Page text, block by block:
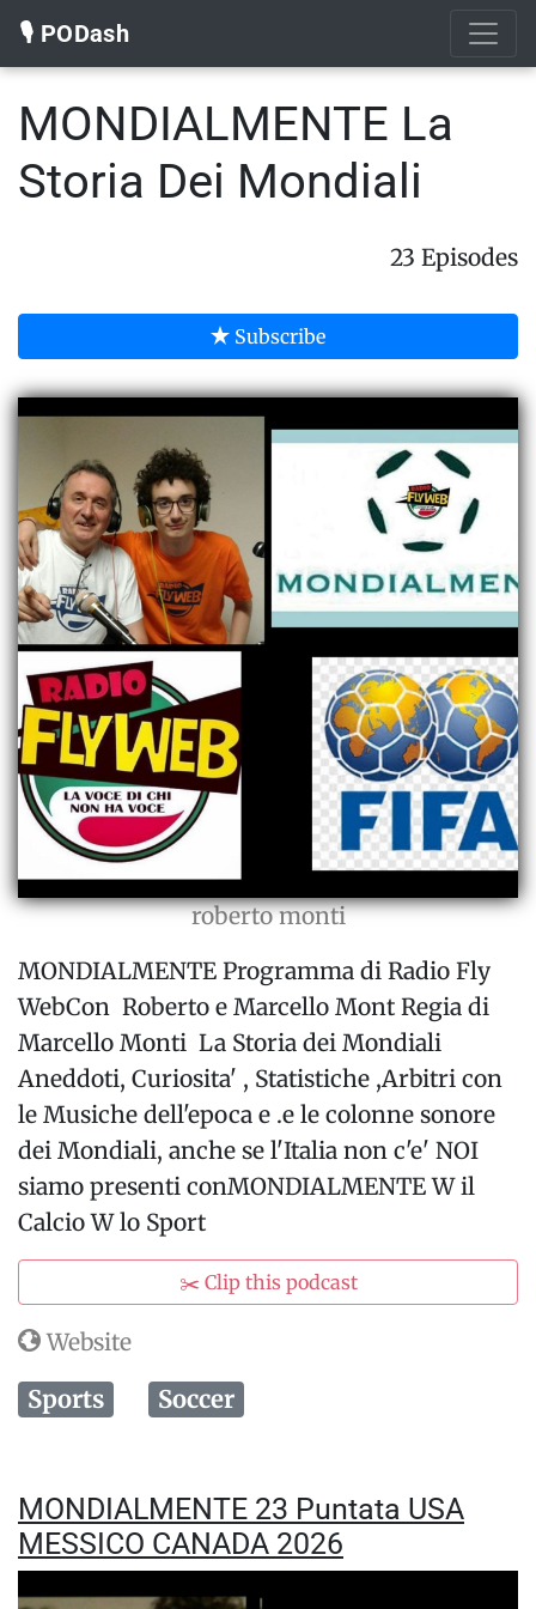
🎙️ PODash
MONDIALMENTE La
Storia Dei Mondiali
23 Episodes
Subscribe
roberto monti
MONDIALMENTE Programma di Radio Fly
WebCon Roberto e Marcello Mont Regia di
Marcello Monti La Storia dei Mondiali
Aneddoti, Curiosita' , Statistiche ,Arbitri con
le Musiche dell'epoca e .e le colonne sonore
dei Mondiali, anche se l'Italia non c'e' NOI
siamo presenti conMONDIALMENTE W il
Calcio W lo Sport
✂️ Clip this podcast
Website
Sports Soccer
MONDIALMENTE 23 Puntata USA
MESSICO CANADA 2026